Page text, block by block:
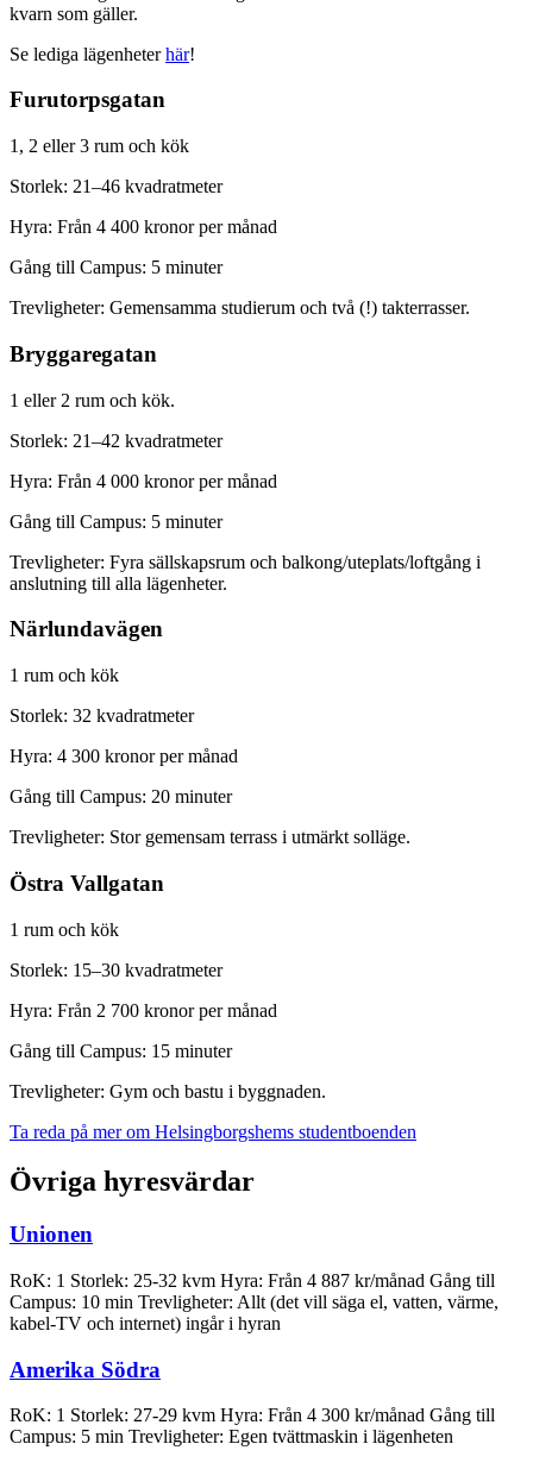
kvarn som gäller.
Se lediga lägenheterhär!
Furutorpsgatan
1, 2 eller 3 rum och kök
Storlek: 21–46 kvadratmeter
Hyra: Från 4 400 kronor per månad
Gång till Campus: 5 minuter
Trevligheter: Gemensamma studierum och två (!) takterrasser.
Bryggaregatan
1 eller 2 rum och kök.
Storlek: 21–42 kvadratmeter
Hyra: Från 4 000 kronor per månad
Gång till Campus: 5 minuter
Trevligheter: Fyra sällskapsrum och balkong/uteplats/loftgång i
anslutning till alla lägenheter.
Närlundavägen
1 rum och kök
Storlek: 32 kvadratmeter
Hyra: 4 300 kronor per månad
Gång till Campus: 20 minuter
Trevligheter: Stor gemensam terrass i utmärkt solläge.
Östra Vallgatan
1 rum och kök
Storlek: 15–30 kvadratmeter
Hyra: Från 2 700 kronor per månad
Gång till Campus: 15 minuter
Trevligheter: Gym och bastu i byggnaden.
Ta reda på mer om Helsingborgshems studentboenden
Övriga hyresvärdar
Unionen
RoK: 1 Storlek: 25-32 kvm Hyra: Från 4 887 kr/månad Gång till
Campus: 10 min Trevligheter: Allt (det vill säga el, vatten, värme,
kabel-TV och internet) ingår i hyran
Amerika Södra
RoK: 1 Storlek: 27-29 kvm Hyra: Från 4 300 kr/månad Gång till
Campus: 5 min Trevligheter: Egen tvättmaskin i lägenheten